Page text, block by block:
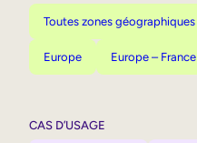
Toutes zones géographiques
Europe Europe – France
CAS D’USAGE